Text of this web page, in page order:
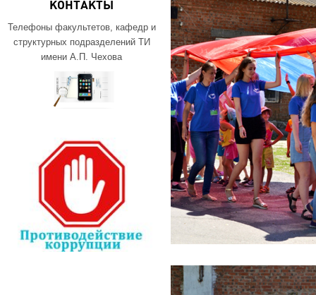
КОНТАКТЫ
Телефоны факультетов, кафедр и
структурных подразделений ТИ
имени А.П. Чехова